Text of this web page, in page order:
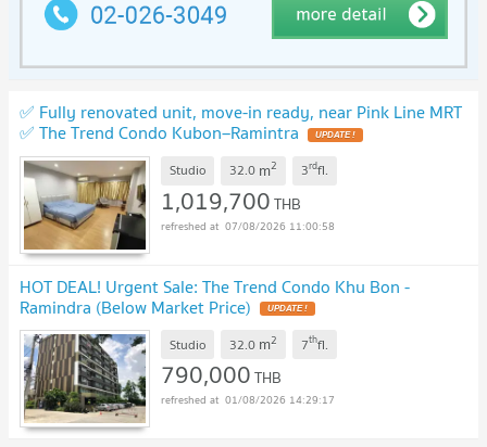
✅ Fully renovated unit, move-in ready, near Pink Line MRT
✅ The Trend Condo Kubon–Ramintra UPDATE !
Studio 32.0 m2 3rdfl.
1,019,700THB
07/08/2026 11:00:58
HOT DEAL! Urgent Sale: The Trend Condo Khu Bon -
Ramindra (Below Market Price) UPDATE !
Studio 32.0 m2 7thfl.
790,000THB
01/08/2026 14:29:17